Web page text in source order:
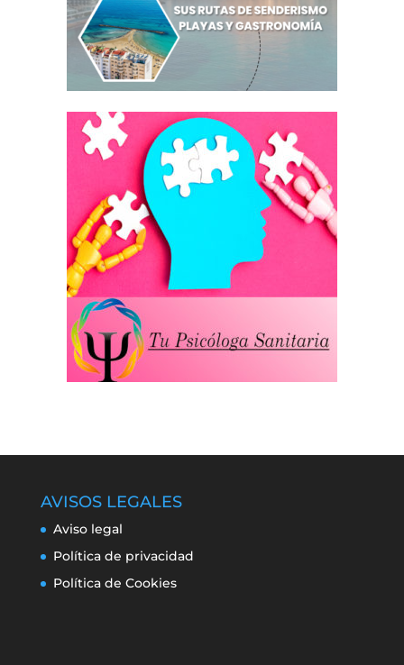
AVISOS LEGALES
Aviso legal
Política de privacidad
Política de Cookies